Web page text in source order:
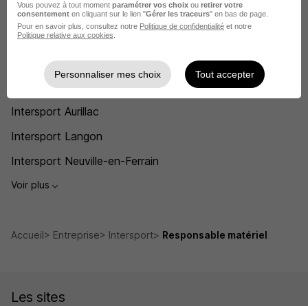
Intersport Longjumeau
Intersport Auch
Intersport Givors
Intersport Aurillac
Intersport Langon
Intersport Neuville-en-Ferrain
Voir plus
Accueil Entreprise Intersport Responsable matériel
Les sites
Vous pouvez à tout moment paramétrer vos choix ou retirer votre
consentement en cliquant sur le lien "Gérer les traceurs" en bas de page.
Pour en savoir plus, consultez notre Politique de confidentialité et notre
Politique relative aux cookies
Personnaliser mes choix Tout accepter